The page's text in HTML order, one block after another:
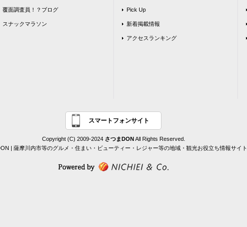
覆面調査員！？ブログ
スナックマラソン
Pick Up
新着掲載情報
アクセスランキング
スマートフォンサイト
Copyright (C) 2009-2024 さつまDONAll Rights Reserved.
| 薩摩川内市等のグルメ・住まい・ビューティー・レジャー等の地域・観光お役立ち情報サイト